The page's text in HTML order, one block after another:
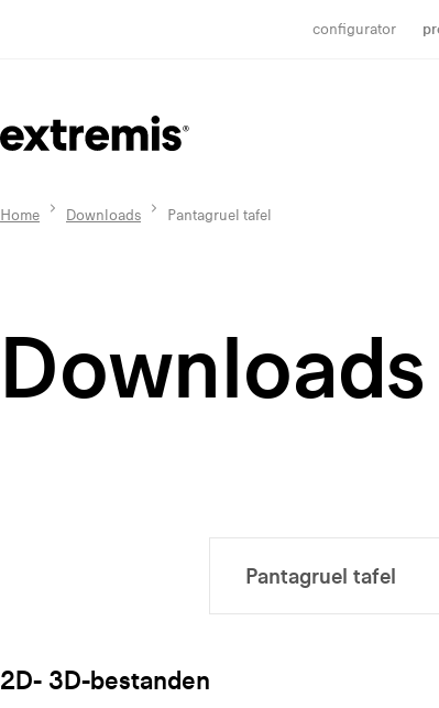
configurator
Home Downloads Pantagruel tafel
Downloads
2D- 3D-bestanden